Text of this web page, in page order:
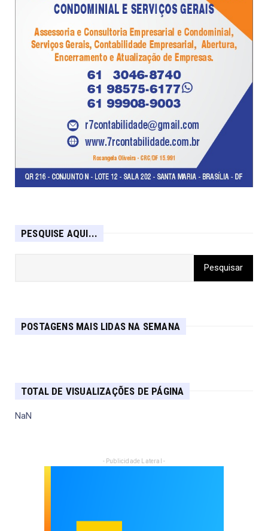
PESQUISE AQUI...
POSTAGENS MAIS LIDAS NA SEMANA
TOTAL DE VISUALIZAÇÕES DE PÁGINA
NaN
- Publicidade Lateral -